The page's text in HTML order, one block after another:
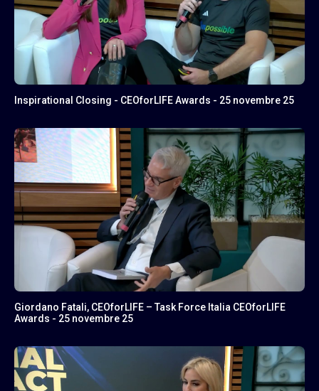
Inspirational Closing - CEOforLIFE Awards - 25 novembre 25
Giordano Fatali, CEOforLIFE – Task Force Italia CEOforLIFE
Awards - 25 novembre 25